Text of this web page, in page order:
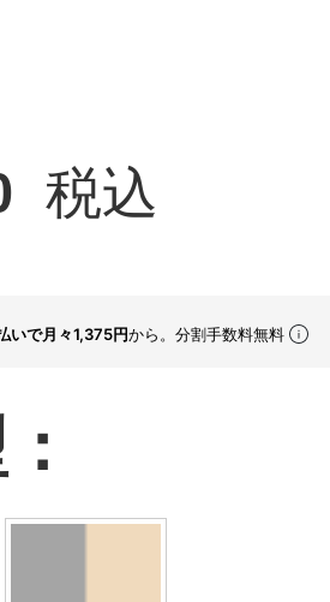
税込
いで月々1,375円から。分割手数料無料